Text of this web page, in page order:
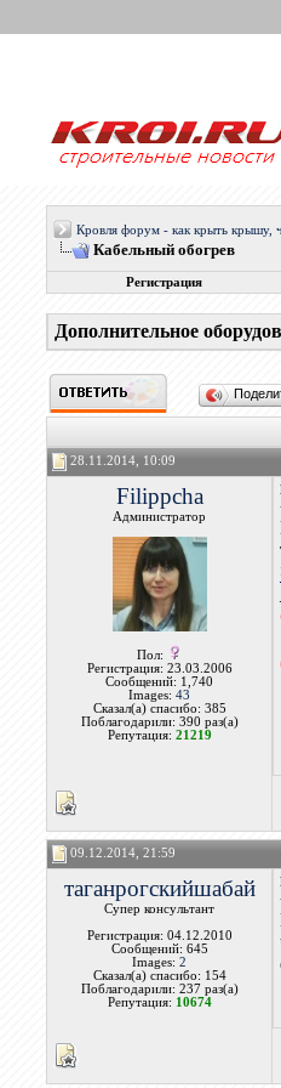
Кровля форум - как крыть крышу,
Кабельный обогрев
Регистрация
Дополнительное
28.11.2014, 10:09
Filippcha
Администратор
Пол:
Регистрация: 23.03.2006
Сообщений: 1,740
Images:43
Сказал(а) спасибо: 385
Поблагодарили: 390 раз(а)
Репутация: 21219
09.12.2014, 21:59
таганрогскийшабай
Супер консультант
Регистрация: 04.12.2010
Сообщений: 645
Images:2
Сказал(а) спасибо: 154
Поблагодарили: 237 раз(а)
Репутация: 10674